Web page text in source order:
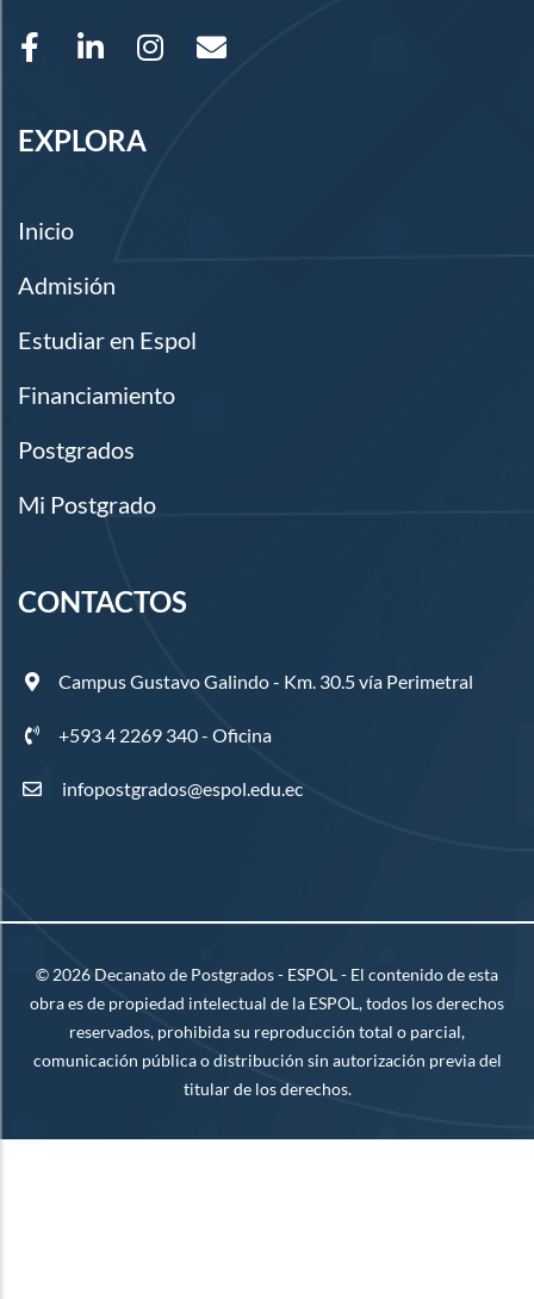
EXPLORA
Inicio
Admisión
Estudiar en Espol
Financiamiento
Postgrados
Mi Postgrado
CONTACTOS
Campus Gustavo Galindo - Km. 30.5 vía Perimetral
+593 4 2269 340 - Oficina
infopostgrados@espol.edu.ec
© 2026 Decanato de Postgrados - ESPOL - El contenido de esta
obra es de propiedad intelectual de la ESPOL, todos los derechos
reservados, prohibida su reproducción total o parcial,
comunicación pública o distribución sin autorización previa del
titular de los derechos.